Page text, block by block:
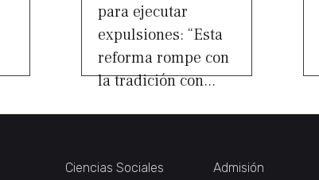
para ejecutar
expulsiones: “Esta
reforma rompe con
la tradición con...
Ciencias Sociales Admisión